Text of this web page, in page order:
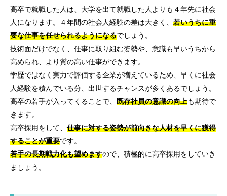
高卒で就職した人は、大学を出て就職した人よりも４年先に社会
人になります。４年間の社会人経験の差は大きく、 若いうちに重
要な仕事を任せられるようになるでしょう。
技術面だけでなく、仕事に取り組む姿勢や、意識も早いうちから
高められ、より質の高い仕事ができます。
学歴ではなく実力で評価する企業が増えているため、早くに社会
人経験を積んでいる分、出世するチャンスが多くあるでしょう。
高卒の若手が入ってくることで、 既存社員の意識の向上も期待で
きます。
高卒採用をして、 仕事に対する姿勢が前向きな人材を早くに獲得
することが重要です。
若手の長期戦力化も望めますので、積極的に高卒採用をしていき
ましょう。